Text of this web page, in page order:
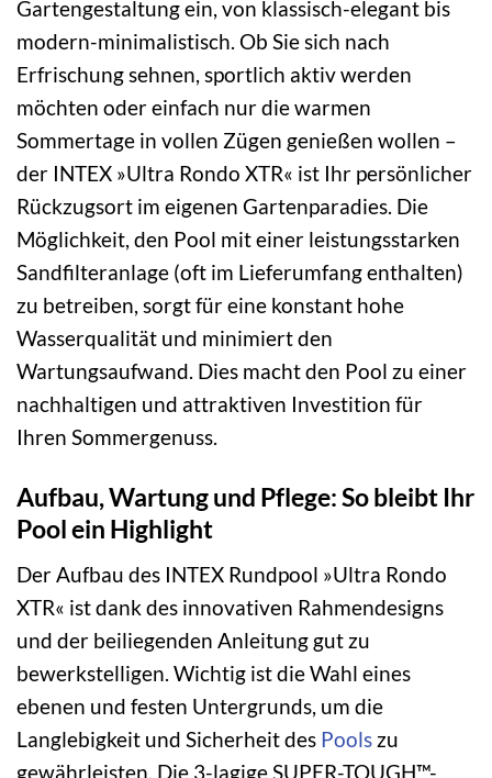
Gartengestaltung ein, von klassisch-elegant bis
modern-minimalistisch. Ob Sie sich nach
Erfrischung sehnen, sportlich aktiv werden
möchten oder einfach nur die warmen
Sommertage in vollen Zügen genießen wollen –
der INTEX »Ultra Rondo XTR« ist Ihr persönlicher
Rückzugsort im eigenen Gartenparadies. Die
Möglichkeit, den Pool mit einer leistungsstarken
Sandfilteranlage (oft im Lieferumfang enthalten)
zu betreiben, sorgt für eine konstant hohe
Wasserqualität und minimiert den
Wartungsaufwand. Dies macht den Pool zu einer
nachhaltigen und attraktiven Investition für
Ihren Sommergenuss.
Aufbau, Wartung und Pflege: So bleibt Ihr
Pool ein Highlight
Der Aufbau des INTEX Rundpool »Ultra Rondo
XTR« ist dank des innovativen Rahmendesigns
und der beiliegenden Anleitung gut zu
bewerkstelligen. Wichtig ist die Wahl eines
ebenen und festen Untergrunds, um die
Langlebigkeit und Sicherheit des Pools zu
gewährleisten. Die 3-lagige SUPER-TOUGH™-